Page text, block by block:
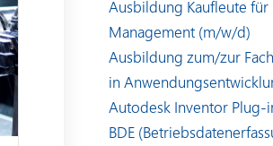
Ausbildung Kaufleute für
Management (m/w/d)
Ausbildung zum/zur
in
Autodesk Inventor Plug-
BDE